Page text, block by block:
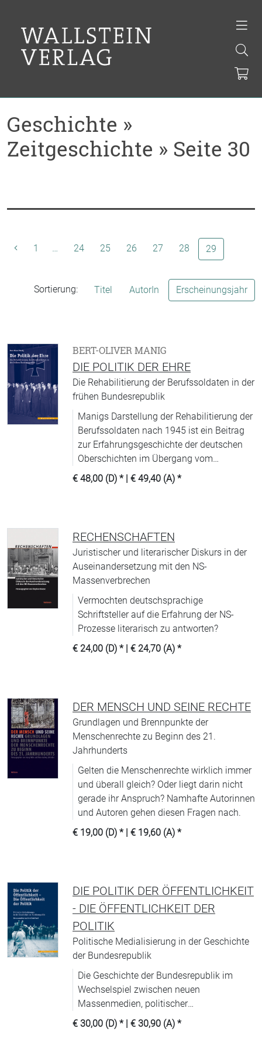
Geschichte »
Zeitgeschichte » Seite 30
1 … 24 25 26 27 28 29
Sortierung: Titel AutorIn Erscheinungsjahr
BERT-OLIVER MANIG
DIE POLITIK DER EHRE
Die Rehabilitierung der Berufssoldaten in der
frühen Bundesrepublik
Manigs Darstellung der Rehabilitierung der
Berufssoldaten nach 1945 ist ein Beitrag
zur Erfahrungsgeschichte der deutschen
Oberschichten im Übergang vom
Nationalsozialismus zur Bundesrepublik
und zum Verständnis der
€ 48,00 (D) * | € 49,40 (A) *
RECHENSCHAFTEN
Juristischer und literarischer Diskurs in der
Auseinandersetzung mit den NS-
Massenverbrechen
Vermochten deutschsprachige
Schriftsteller auf die Erfahrung der NS-
Prozesse literarisch zu antworten?
€ 24,00 (D) * | € 24,70 (A) *
DER MENSCH UND SEINE RECHTE
Grundlagen und Brennpunkte der
Menschenrechte zu Beginn des 21.
Jahrhunderts
Gelten die Menschenrechte wirklich immer
und überall gleich? Oder liegt darin nicht
gerade ihr Anspruch? Namhafte Autorinnen
und Autoren gehen diesen Fragen nach.
€ 19,00 (D) * | € 19,60 (A) *
DIE POLITIK DER ÖFFENTLICHKEIT
- DIE ÖFFENTLICHKEIT DER
POLITIK
Politische Medialisierung in der Geschichte
der Bundesrepublik
Die Geschichte der Bundesrepublik im
Wechselspiel zwischen neuen
Massenmedien, politischer
Skandalisierung und sich wandelndem
öffentlichen Bewußtsein.
€ 30,00 (D) * | € 30,90 (A) *